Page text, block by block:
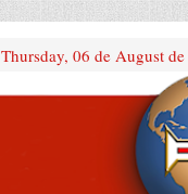
Thursday, 06 de August